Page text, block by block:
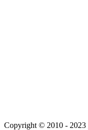
Copyright © 2010 - 2023